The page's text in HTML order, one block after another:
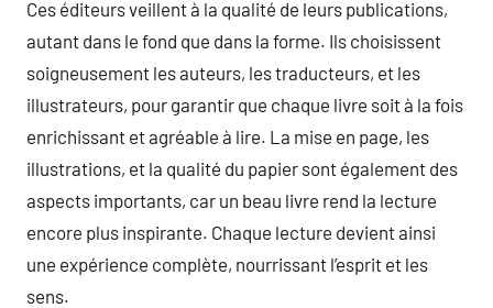
Ces éditeurs veillent à la qualité de leurs publications,
autant dans le fond que dans la forme. Ils choisissent
soigneusement les auteurs, les traducteurs, et les
illustrateurs, pour garantir que chaque livre soit à la fois
enrichissant et agréable à lire. La mise en page, les
illustrations, et la qualité du papier sont également des
aspects importants, car un beau livre rend la lecture
encore plus inspirante. Chaque lecture devient ainsi
une expérience complète, nourrissant l’esprit et les
sens.